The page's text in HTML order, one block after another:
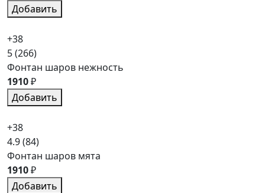
Добавить
+38
5(266)
Фонтан шаров нежность
1910₽
Добавить
+38
4.9(84)
Фонтан шаров мята
1910₽
Добавить